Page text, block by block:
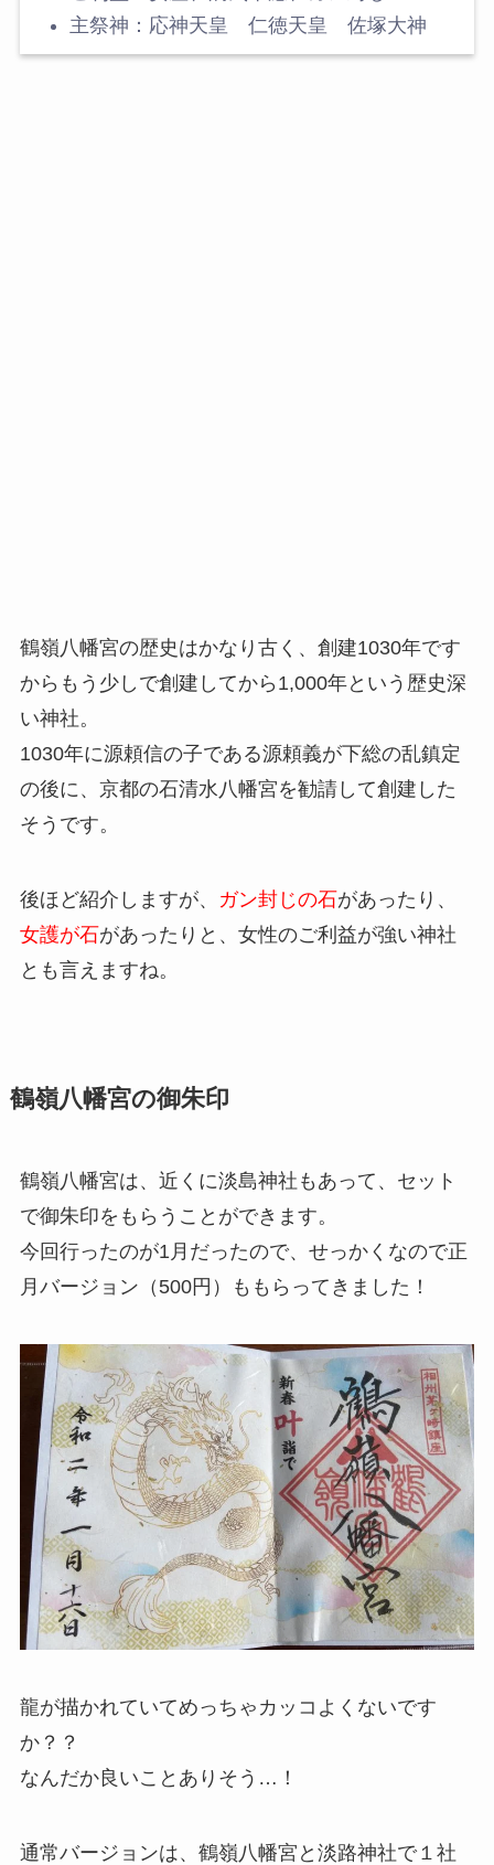
主祭神：応神天皇 仁徳天皇 佐塚大神
鶴嶺八幡宮の歴史はかなり古く、創建1030年です
からもう少しで創建してから1,000年という歴史深
い神社。
1030年に源頼信の子である源頼義が下総の乱鎮定
の後に、京都の石清水八幡宮を勧請して創建した
そうです。
後ほど紹介しますが、 ガン封じの石があったり、
女護が石があったりと、女性のご利益が強い神社
とも言えますね。
鶴嶺八幡宮の御朱印
鶴嶺八幡宮は、近くに淡島神社もあって、セット
で御朱印をもらうことができます。
今回行ったのが1月だったので、せっかくなので正
月バージョン（500円）ももらってきました！
龍が描かれていてめっちゃカッコよくないです
か？？
なんだか良いことありそう…！
通常バージョンは、鶴嶺八幡宮と淡路神社で１社